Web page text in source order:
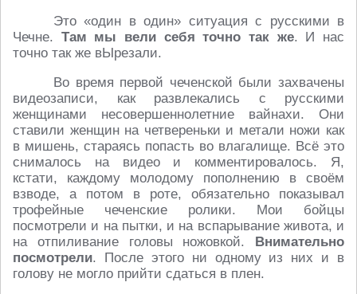
Это «один в один» ситуация с русскими в
Чечне. Там мы вели себя точно так же. И нас
точно так же вЫрезали.
Во время первой чеченской были захвачены
видеозаписи, как развлекались с русскими
женщинами несовершеннолетние вайнахи. Они
ставили женщин на четвереньки и метали ножи как
в мишень, стараясь попасть во влагалище. Всё это
снималось на видео и комментировалось. Я,
кстати, каждому молодому пополнению в своём
взводе, а потом в роте, обязательно показывал
трофейные чеченские ролики. Мои бойцы
посмотрели и на пытки, и на вспарывание живота, и
на отпиливание головы ножовкой. Внимательно
посмотрели. После этого ни одному из них и в
голову не могло прийти сдаться в плен.